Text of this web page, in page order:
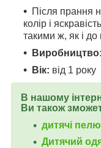
Після прання
колір і
такими ж, як і до
Виробництво
Вік: від 1 року
В нашому
Ви також
дитячі
Дитячий